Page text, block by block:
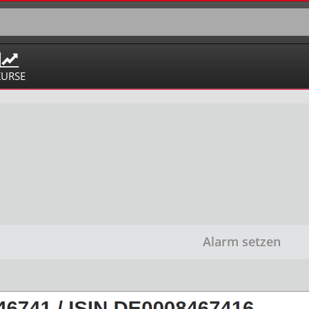
Alarm setzen